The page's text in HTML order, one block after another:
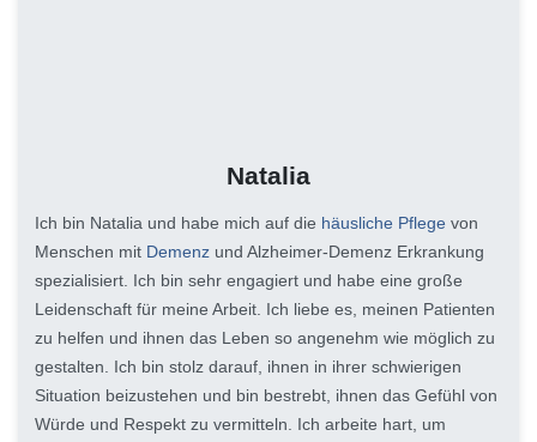
Natalia
Ich bin Natalia und habe mich auf die häusliche Pflege von
Menschen mit Demenz und Alzheimer-Demenz Erkrankung
spezialisiert. Ich bin sehr engagiert und habe eine große
Leidenschaft für meine Arbeit. Ich liebe es, meinen Patienten
zu helfen und ihnen das Leben so angenehm wie möglich zu
gestalten. Ich bin stolz darauf, ihnen in ihrer schwierigen
Situation beizustehen und bin bestrebt, ihnen das Gefühl von
Würde und Respekt zu vermitteln. Ich arbeite hart, um